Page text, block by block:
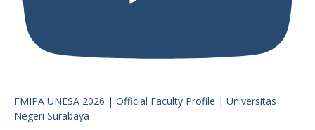
FMIPA UNESA 2026 | Official Faculty Profile | Universitas
Negeri Surabaya